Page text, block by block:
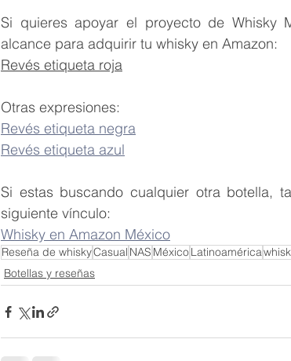
Si quieres apoyar el proyecto de Whisky
alcance para adquirir tu whisky en Amazon:
Revés etiqueta roja
Otras expresiones:
Revés etiqueta negra
Revés etiqueta azul
Si estas buscando cualquier otra botella,
siguiente vínculo:
Whisky en Amazon México
Reseña de whiskyCasual NAS MéxicoLatinoamérica
Botellas y reseñas